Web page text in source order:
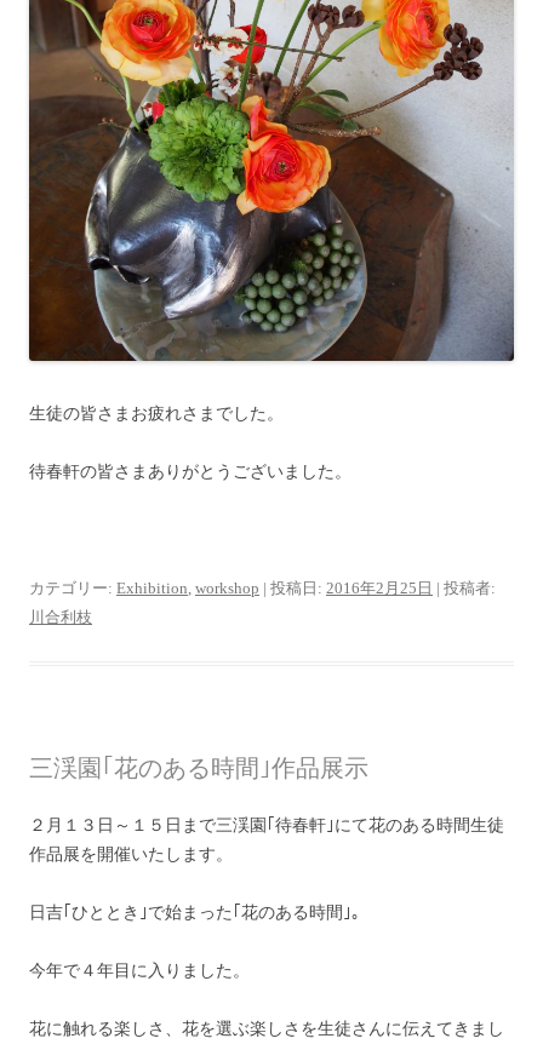
生徒の皆さまお疲れさまでした。
待春軒の皆さまありがとうございました。
カテゴリー: Exhibition workshop | 投稿日: 2016年2月25日 | 投稿者:
川合利枝
三渓園｢花のある時間｣作品展示
２月１３日～１５日まで三渓園｢待春軒｣にて花のある時間生徒
作品展を開催いたします。
日吉｢ひととき｣で始まった｢花のある時間｣。
今年で４年目に入りました。
花に触れる楽しさ、花を選ぶ楽しさを生徒さんに伝えてきまし